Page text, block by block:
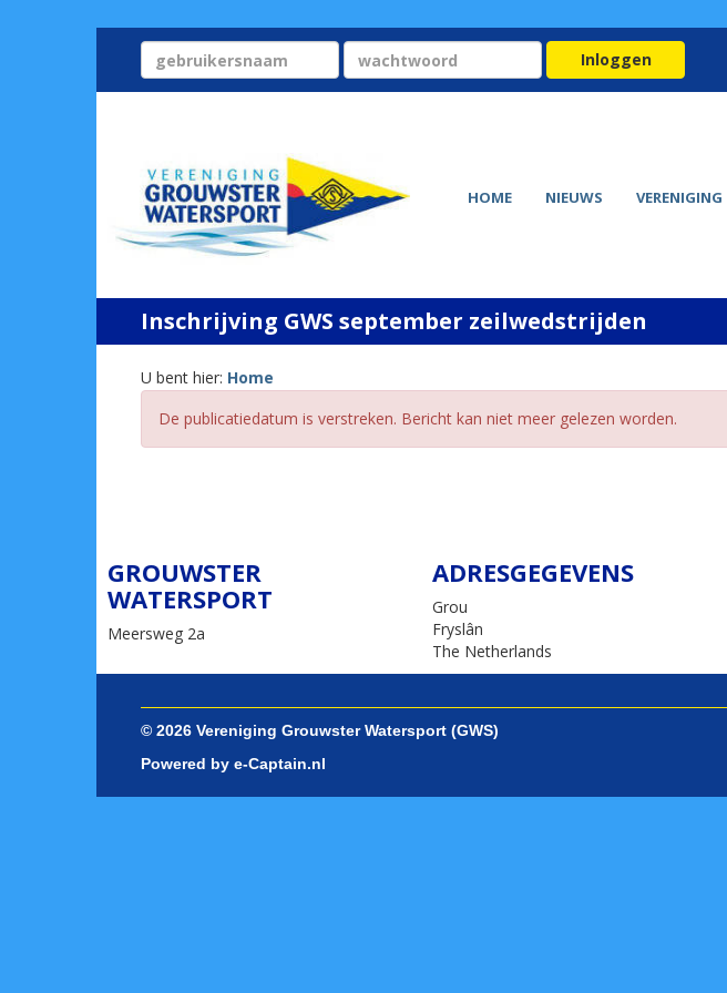
Inloggen
HOME NIEUWS VERENIGING
Inschrijving GWS september zeilwedstrijden
U bent hier: Home
De publicatiedatum is verstreken. Bericht kan niet meer gelezen worden.
GROUWSTER
WATERSPORT
Meersweg 2a
ADRESGEGEVENS
Grou
Fryslân
The Netherlands
© 2026 Vereniging Grouwster Watersport (GWS)
Powered by e-Captain.nl